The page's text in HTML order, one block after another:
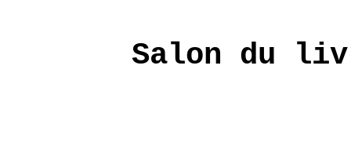
Salon du